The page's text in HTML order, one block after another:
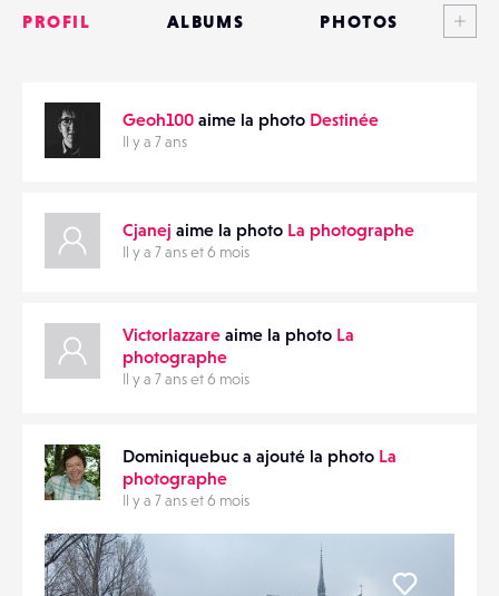
PROFIL ALBUMS PHOTOS
MATÉRIELS
ÉVÉNEMENTS
Geoh100 aime la photo Destinée
Il y a 7 ans
Cjanej aime la photo La photographe
Il y a 7 ans et 6 mois
Victorlazzare aime la photo La
photographe
Il y a 7 ans et 6 mois
Dominiquebuc a ajouté la photo La
photographe
Il y a 7 ans et 6 mois